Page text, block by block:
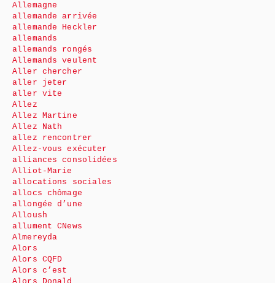
Allemagne
allemande arrivée
allemande Heckler
allemands
allemands rongés
Allemands veulent
Aller chercher
aller jeter
aller vite
Allez
Allez Martine
Allez Nath
allez rencontrer
Allez-vous exécuter
alliances consolidées
Alliot-Marie
allocations sociales
allocs chômage
allongée d’une
Alloush
allument CNews
Almereyda
Alors
Alors CQFD
Alors c’est